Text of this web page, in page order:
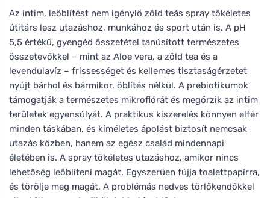
Az intim, leöblítést nem igénylő zöld teás spray tökéletes
útitárs lesz utazáshoz, munkához és sport után is. A pH
5,5 értékű, gyengéd összetétel tanúsított természetes
összetevőkkel – mint az Aloe vera, a zöld tea és a
levendulavíz – frissességet és kellemes tisztaságérzetet
nyújt bárhol és bármikor, öblítés nélkül. A prebiotikumok
támogatják a természetes mikroflórát és megőrzik az intim
területek egyensúlyát. A praktikus kiszerelés könnyen elfér
minden táskában, és kíméletes ápolást biztosít nemcsak
utazás közben, hanem az egész család mindennapi
életében is. A spray tökéletes utazáshoz, amikor nincs
lehetőség leöblíteni magát. Egyszerűen fújja toalettpapírra,
és törölje meg magát. A problémás nedves törlőkendőkkel